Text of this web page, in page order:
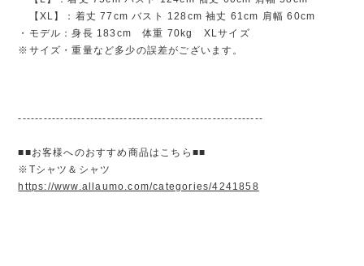
【XL】：着丈 77cm バスト 128cm 袖丈 61cm 肩幅 60cm
・モデル：身長 183cm 体重 70kg XLサイズ
※サイズ・重量など多少の誤差がございます。
----------------------------------------------------------
■■お客様へのおすすめ商品はこちら■■
※Tシャツ＆シャツ
https://www.allaumo.com/categories/4241858